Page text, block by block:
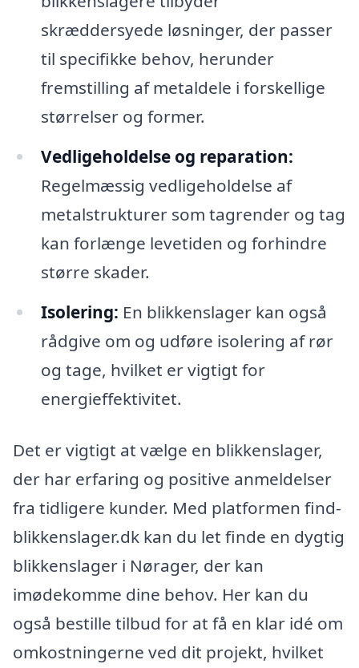
skræddersyede løsninger, der passer
til specifikke behov, herunder
fremstilling af metaldele i forskellige
størrelser og former.
Vedligeholdelse og reparation:
Regelmæssig vedligeholdelse af
metalstrukturer som tagrender og tag
kan forlænge levetiden og forhindre
større skader.
Isolering: En blikkenslager kan også
rådgive om og udføre isolering af rør
og tage, hvilket er vigtigt for
energieffektivitet.
Det er vigtigt at vælge en blikkenslager,
der har erfaring og positive anmeldelser
fra tidligere kunder. Med platformen find-
blikkenslager.dk kan du let finde en dygtig
blikkenslager i Nørager, der kan
imødekomme dine behov. Her kan du
også bestille tilbud for at få en klar idé om
omkostningerne ved dit projekt, hvilket